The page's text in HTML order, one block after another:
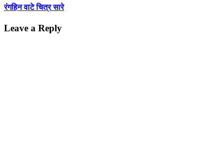
रंगहिन वाटे चित्र सारे
Leave a Reply